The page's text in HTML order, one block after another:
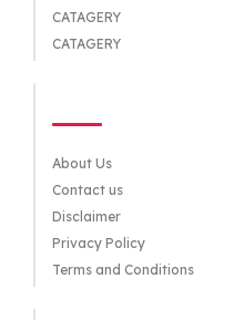
CATAGERY
CATAGERY
About Us
Contact us
Disclaimer
Privacy Policy
Terms and Conditions